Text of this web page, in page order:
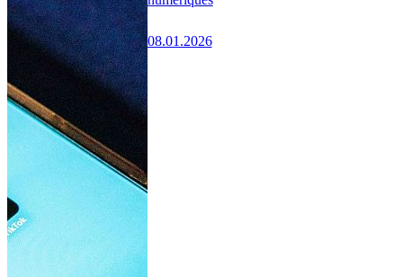
08.01.2026